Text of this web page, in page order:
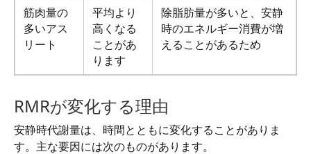
筋肉量の
多いアス
リート
平均より
高くなる
ことがあ
ります
除脂肪量が多いと、安静
時のエネルギー消費が増
えることがあるため
RMRが変化する理由
安静時代謝量は、時間とともに変化することがありま
す。主な要因には次のものがあります。